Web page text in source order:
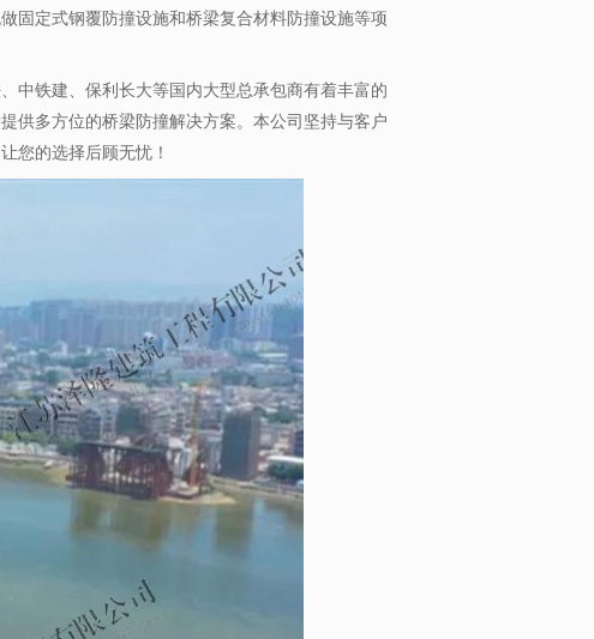
固定式钢覆防撞设施和桥梁复合材料防撞设施等项
中铁建、保利长大等国内大型总承包商有着丰富的
供多方位的桥梁防撞解决方案。本公司坚持与客户
您的选择后顾无忧！